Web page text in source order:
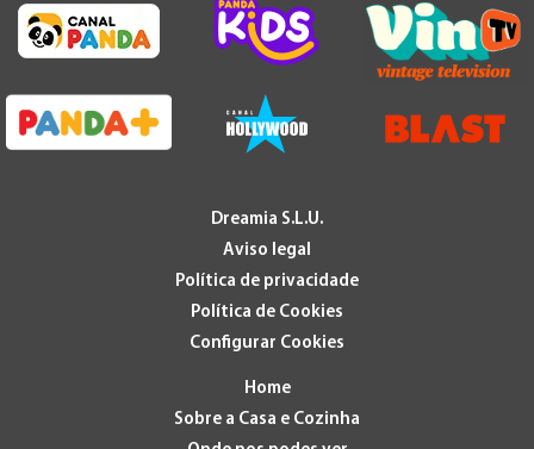
Dreamia S.L.U.
Aviso legal
Política de privacidade
Política de Cookies
Configurar Cookies
Home
Sobre a Casa e Cozinha